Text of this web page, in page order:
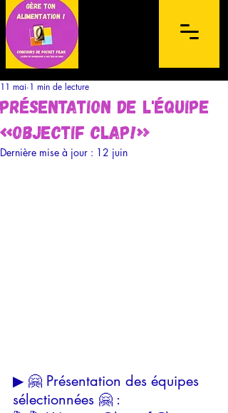
Présentation de l'équipe
«Objectif clap!»
11 mai 1 min de lecture
Dernière mise à jour : 12 juin
▶ 🤗 Présentation des équipes
sélectionnées 🤗 :